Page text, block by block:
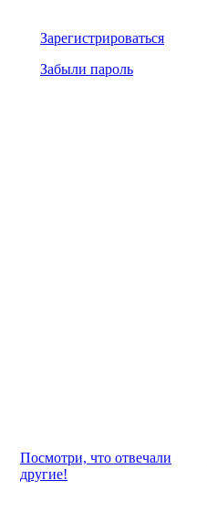
Зарегистрироваться
Забыли пароль
Посмотри, что отвeчали
другие!